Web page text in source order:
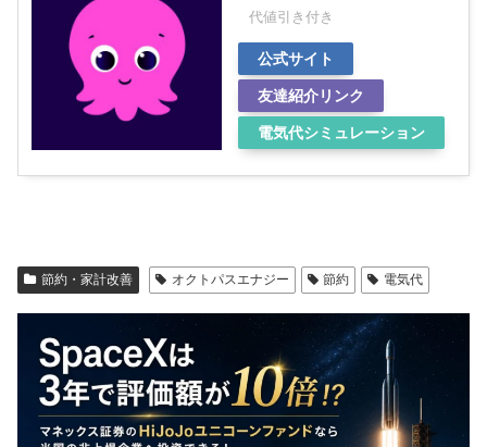
代値引き付き
公式サイト
友達紹介リンク
電気代シミュレーション
節約・家計改善 オクトパスエナジー 節約 電気代